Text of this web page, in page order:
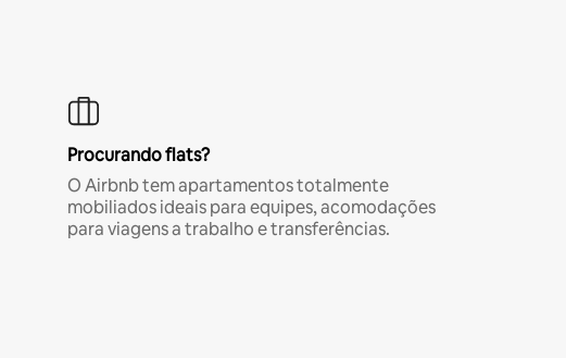
Procurando flats?
O Airbnb tem apartamentos totalmente
mobiliados ideais para equipes, acomodações
para viagens a trabalho e transferências.